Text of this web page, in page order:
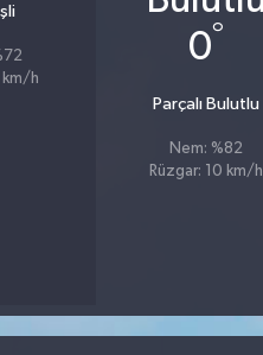
km/h
0°
Parçalı Bulutlu
Nem: %82
Rüzgar: 10 km/h